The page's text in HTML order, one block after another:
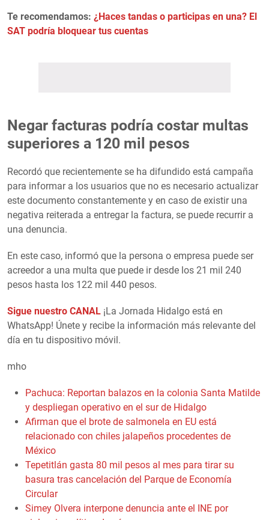
Te recomendamos: ¿Haces tandas o participas en una? El
SAT podría bloquear tus cuentas
Negar facturas podría costar multas
superiores a 120 mil pesos
Recordó que recientemente se ha difundido está campaña
para informar a los usuarios que no es necesario actualizar
este documento constantemente y en caso de existir una
negativa reiterada a entregar la factura, se puede recurrir a
una denuncia.
En este caso, informó que la persona o empresa puede ser
acreedor a una multa que puede ir desde los 21 mil 240
pesos hasta los 122 mil 440 pesos.
Sigue nuestro CANAL ¡La Jornada Hidalgo está en
WhatsApp! Únete y recibe la información más relevante del
día en tu dispositivo móvil.
mho
Pachuca: Reportan balazos en la colonia Santa Matilde
y despliegan operativo en el sur de Hidalgo
Afirman que el brote de salmonela en EU está
relacionado con chiles jalapeños procedentes de
México
Tepetitlán gasta 80 mil pesos al mes para tirar su
basura tras cancelación del Parque de Economía
Circular
Simey Olvera interpone denuncia ante el INE por